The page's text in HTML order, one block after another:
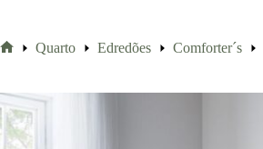
Quarto Edredões Comforter´s